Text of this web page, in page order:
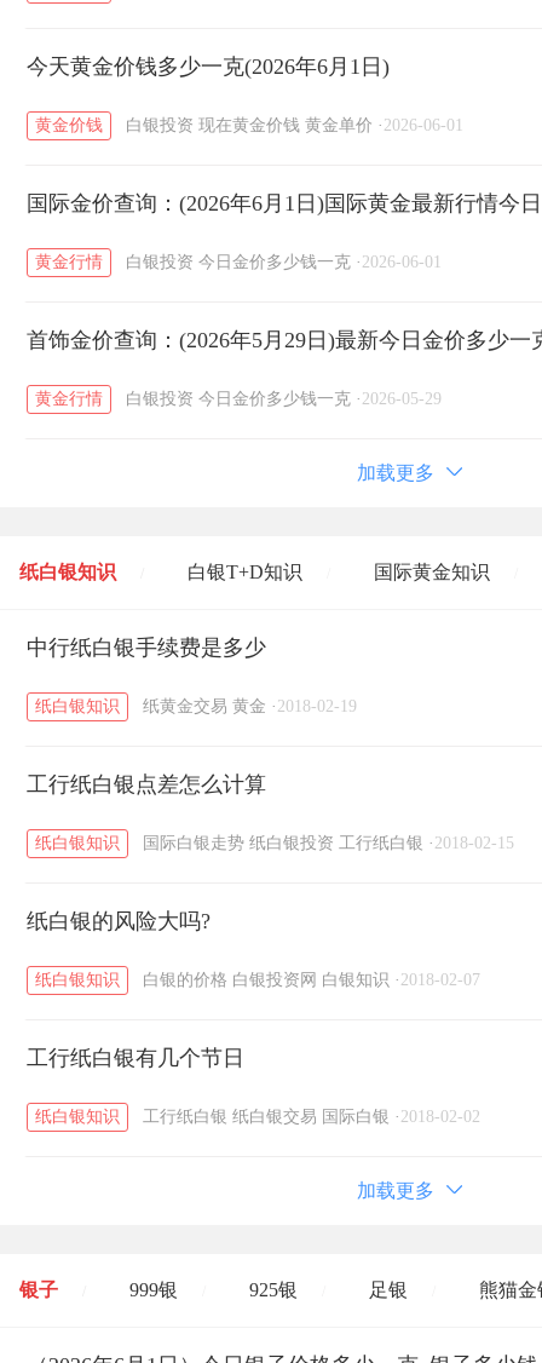
今天黄金价钱多少一克(2026年6月1日)
黄金价钱 白银投资 现在黄金价钱 黄金单价 · 2026-06-01
国际金价查询：(2026年6月1日)国际黄金最新行情今
黄金行情 白银投资 今日金价多少钱一克 · 2026-06-01
首饰金价查询：(2026年5月29日)最新今日金价多少一
黄金行情 白银投资 今日金价多少钱一克 · 2026-05-29
加载更多
纸白银知识 白银T+D知识 国际黄金知识
黄金T+D知识 / 粤贵银知识
中行纸白银手续费是多少
纸白银知识 纸黄金交易 黄金 · 2018-02-19
工行纸白银点差怎么计算
纸白银知识 国际白银走势 纸白银投资 工行纸白银 · 2018-02-15
纸白银的风险大吗?
纸白银知识 白银的价格 白银投资网 白银知识 · 2018-02-07
工行纸白银有几个节日
纸白银知识 工行纸白银 纸白银交易 国际白银 · 2018-02-02
加载更多
银子 999银 925银 足银 熊猫金